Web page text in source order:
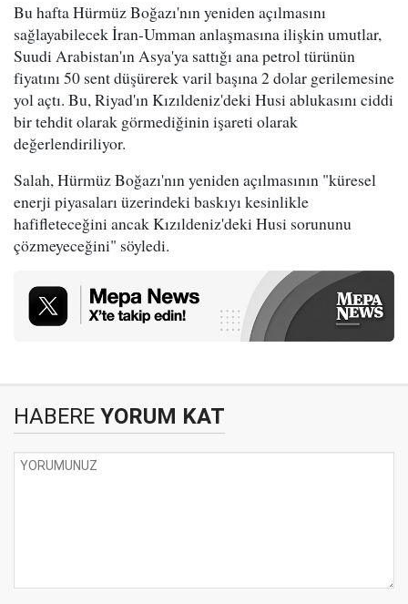
Bu hafta Hürmüz Boğazı'nın yeniden açılmasını
sağlayabilecek İran-Umman anlaşmasına ilişkin umutlar,
Suudi Arabistan'ın Asya'ya sattığı ana petrol türünün
fiyatını 50 sent düşürerek varil başına 2 dolar gerilemesine
yol açtı. Bu, Riyad'ın Kızıldeniz'deki Husi ablukasını ciddi
bir tehdit olarak görmediğinin işareti olarak
değerlendiriliyor.
Salah, Hürmüz Boğazı'nın yeniden açılmasının "küresel
enerji piyasaları üzerindeki baskıyı kesinlikle
hafifleteceğini ancak Kızıldeniz'deki Husi sorununu
çözmeyeceğini" söyledi.
HABERE YORUM KAT